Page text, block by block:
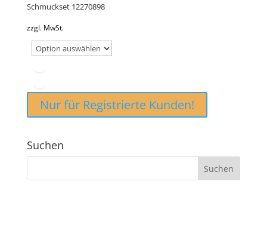
Schmuckset 12270898
zzgl. MwSt.
Nur für Registrierte Kunden!
Suchen